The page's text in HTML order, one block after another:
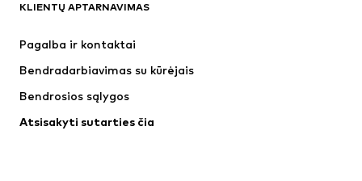
Naujienos
Apatiniai
Paltai
KLIENTŲ APTARNAVIMAS
Pagalba ir kontaktai
Bendradarbiavimas su kūrėjais
Bendrosios sąlygos
Atsisakyti sutarties čia